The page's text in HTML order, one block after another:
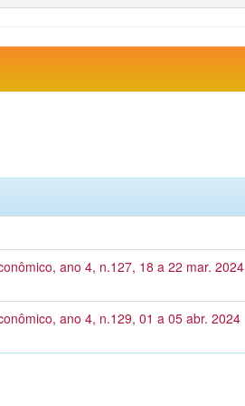
ano 4, n.127, 18 a 22 mar. 2024
ano 4, n.129, 01 a 05 abr. 2024